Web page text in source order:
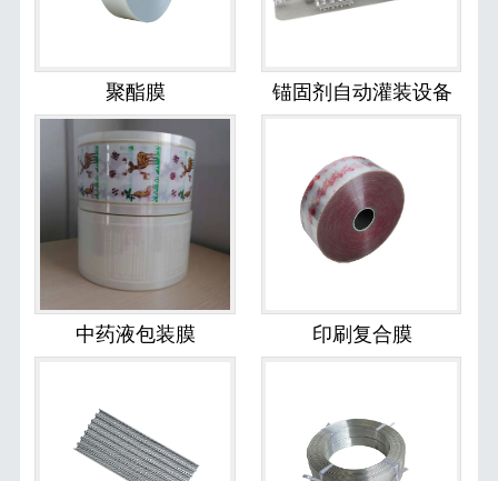
聚酯膜 锚固剂自动灌装设备
中药液包装膜 印刷复合膜